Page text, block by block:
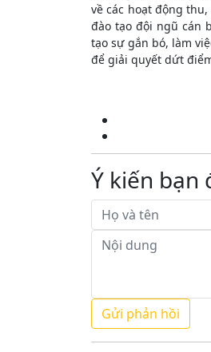
về các hoạt động
đào tạo đội ngũ cán
tạo sự gắn bó, làm
để giải quyết dứt
Ý kiến bạn